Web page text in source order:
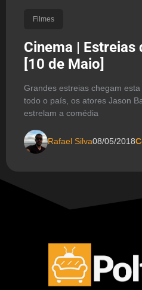
Filmes
Cinema | Estreias
[10 de Maio]
Grandes estreias chegam
todo o país, os atores Jason
estrelam a comédia
Rafael Silva08/05/2018